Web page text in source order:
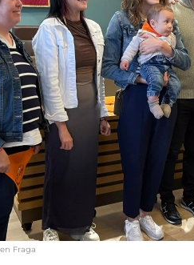
Fraga